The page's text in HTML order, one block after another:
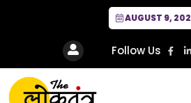
AUGUST 9,
Follow Us